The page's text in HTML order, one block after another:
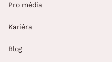
Pro média
Kariéra
Blog